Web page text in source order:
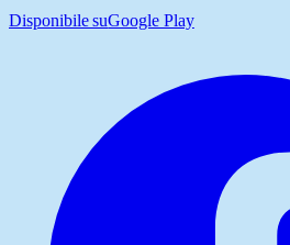
Disponibile suGoogle Play